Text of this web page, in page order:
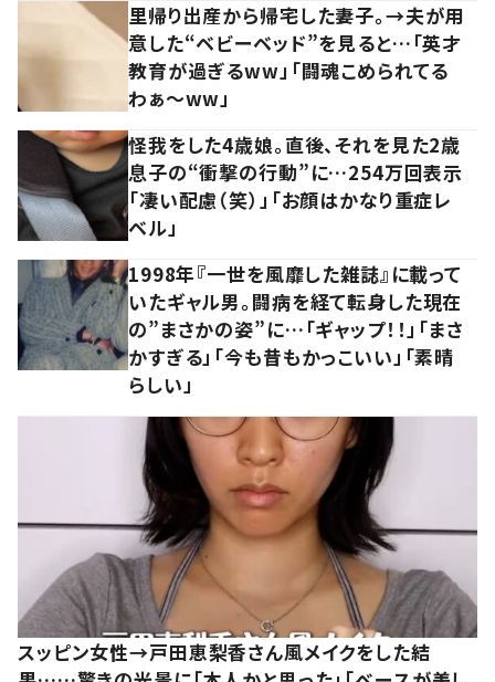
里帰り出産から帰宅した妻子。→夫が用
意した“ベビーベッド”を見ると…「英才
教育が過ぎるww」「闘魂こめられてる
わぁ～ww」
怪我をした4歳娘。直後、それを見た2歳
息子の“衝撃の行動”に…254万回表示
「凄い配慮（笑）」「お顔はかなり重症レ
ベル」
1998年『一世を風靡した雑誌』に載って
いたギャル男。闘病を経て転身した現在
の”まさかの姿”に…「ギャップ！！」「まさ
かすぎる」「今も昔もかっこいい」「素晴
らしい」
スッピン女性→戸田恵梨香さん風メイクをした結